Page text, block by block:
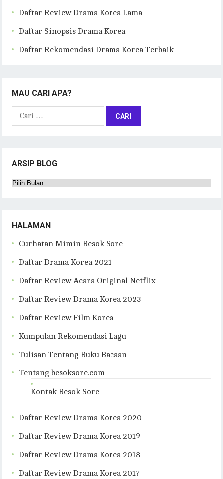
Daftar Review Drama Korea Lama
Daftar Sinopsis Drama Korea
Daftar Rekomendasi Drama Korea Terbaik
MAU CARI APA?
Cari
ARSIP BLOG
Arsip
HALAMAN
Curhatan Mimin Besok Sore
Daftar Drama Korea 2021
Daftar Review Acara Original Netflix
Daftar Review Drama Korea 2023
Daftar Review Film Korea
Kumpulan Rekomendasi Lagu
Tulisan Tentang Buku Bacaan
Tentang besoksore.com
Kontak Besok Sore
Daftar Review Drama Korea 2020
Daftar Review Drama Korea 2019
Daftar Review Drama Korea 2018
Daftar Review Drama Korea 2017